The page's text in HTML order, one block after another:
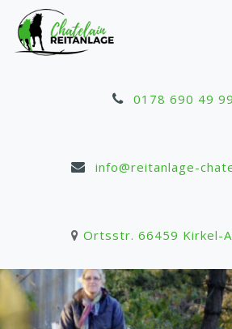
0178 690 49 99
info@reitanlage-
Ortsstr. 66459 Kirkel-